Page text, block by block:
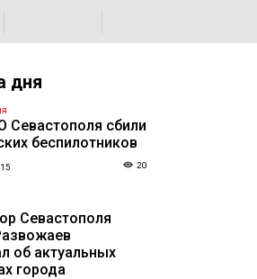
дня
Севастополя сбили
беспилотников
20
Севастополя
об актуальных
города